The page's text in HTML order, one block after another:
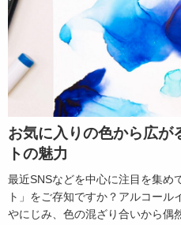
お気に入りの色から広が
トの魅力
最近SNSなどを中心に注目を集め
ト」をご存知ですか？アルコール
やにじみ、色の混ざり合いから偶